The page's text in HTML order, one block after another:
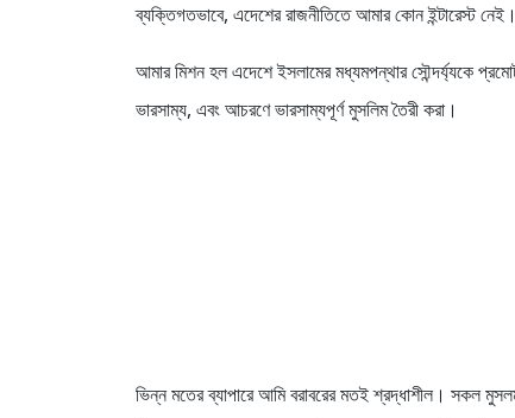
ব্যক্তিগতভাবে, এদেশের রাজনীতিতে আমার কোন ইন্টারেস্ট
আমার মিশন হল এদেশে ইসলামের মধ্যমপন্থার সৌন্দর্য্যকে
ভারসাম্য, এবং আচরণে ভারসাম্যপূর্ণ মুসলিম তৈরী করা।
ভিন্ন মতের ব্যাপারে আমি বরাবরের মতই শ্রদ্ধাশীল। সকল